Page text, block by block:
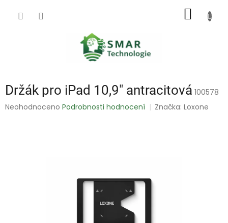
Držák pro iPad 10,9" antracitová 100578
Průměrné
Neohodnoceno Podrobnosti hodnocení Značka:Loxone